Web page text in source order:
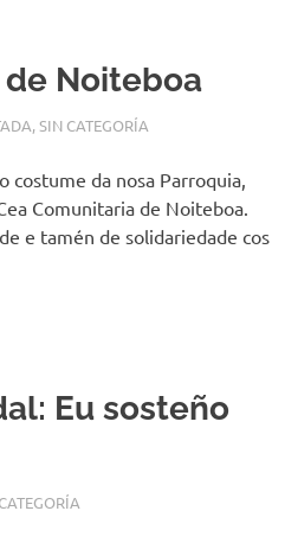
Noiteboa
,SIN CATEGORÍA
costume da nosa Parroquia,
Comunitaria de Noiteboa.
e tamén de solidariedade cos
Eu sosteño